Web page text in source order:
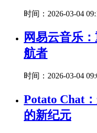
时间：2026-03-04
网易云音乐
航者
时间：2026-03-04
Potato Chat
的新纪元